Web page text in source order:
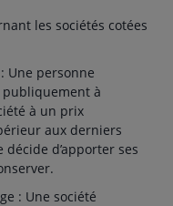
les sociétés cotées
Une personne
publiquement à
à un prix
aux derniers
décide d’apporter ses
: Une société